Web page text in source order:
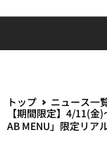
トップ
ニュース一
【期間限定】4/11(金
AB MENU」限定リア